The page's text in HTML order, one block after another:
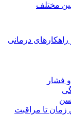
مختلف
درمانی
فشار
زمان تا مراقبت‌